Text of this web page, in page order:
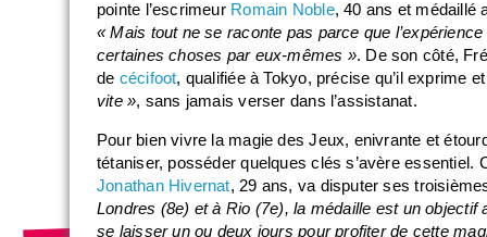
pointe l’escrimeur Romain Noble, 40 ans et médaillé
« Mais tout ne se raconte pas parce que
certaines choses par eux-mêmes ». De son côté,
de cécifoot, qualifiée à Tokyo, précise qu’il exprime
vite », sans jamais verser dans l’assistanat.
Pour bien vivre la magie des Jeux, enivrante et
tétaniser, posséder quelques clés s’avère essentiel.
Jonathan Hivernat, 29 ans, va disputer ses
Londres (8e) et à Rio (7e), la médaille est un objectif
se laisser un ou deux jours pour profiter de cette